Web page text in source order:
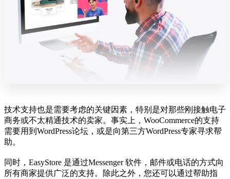
技术支持也是需要考虑的关键因素，特别是对那些刚接触电子
商务或不太精通技术的卖家。事实上，WooCommerce的支持
需要用到WordPress论坛，或是向第三方WordPress专家寻求帮
助。
同时，EasyStore 是通过Messenger 软件，邮件或电话的方式向
所有商家提供广泛的支持。除此之外，您还可以通过帮助指